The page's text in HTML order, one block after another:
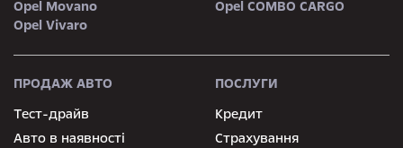
Opel Movano
Opel COMBO CARGO
Opel Vivaro
ПРОДАЖ АВТО
Тест-драйв
Авто в наявності
ПОСЛУГИ
Кредит
Страхування